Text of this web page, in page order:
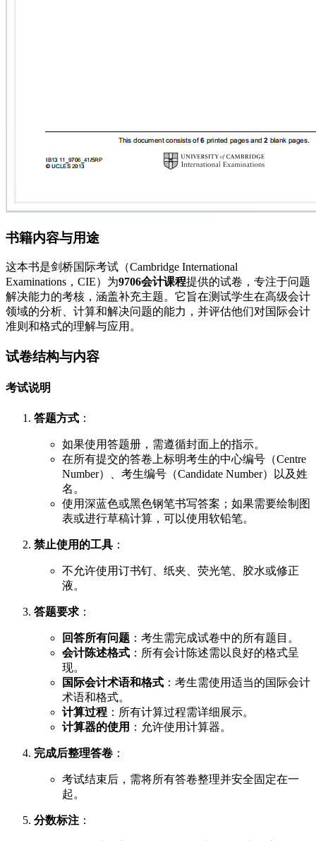
书籍内容与用途
这本书是剑桥国际考试（Cambridge International
Examinations，CIE）为9706会计课程提供的试卷，专注于问题
解决能力的考核，涵盖补充主题。它旨在测试学生在高级会计
领域的分析、计算和解决问题的能力，并评估他们对国际会计
准则和格式的理解与应用。
试卷结构与内容
考试说明
答题方式 ：
如果使用答题册，需遵循封面上的指示。
在所有提交的答卷上标明考生的中心编号（Centre
Number）、考生编号（Candidate Number）以及姓
名。
使用深蓝色或黑色钢笔书写答案；如果需要绘制图
表或进行草稿计算，可以使用软铅笔。
禁止使用的工具 ：
不允许使用订书钉、纸夹、荧光笔、胶水或修正
液。
答题要求 ：
回答所有问题 ：考生需完成试卷中的所有题目。
会计陈述格式 ：所有会计陈述需以良好的格式呈
现。
国际会计术语和格式 ：考生需使用适当的国际会计
术语和格式。
计算过程 ：所有计算过程需详细展示。
计算器的使用 ：允许使用计算器。
完成后整理答卷 ：
考试结束后，需将所有答卷整理并安全固定在一
起。
分数标注 ：